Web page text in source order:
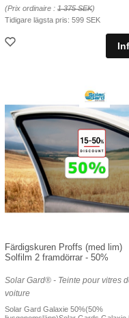
(Prix ordinaire : 1 375 SEK)
Tidigare lägsta pris: 599 SEK
Färdigskuren Proffs (med lim)
Solfilm 2 framdörrar - 50%
Solar Gard® - Teinte pour vitres
voiture
Solar Gard Galaxie 50%(50%